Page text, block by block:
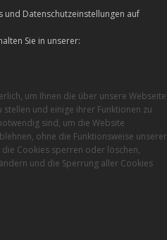
und Datenschutzeinstellungen auf
Sie in unserer:
um Ihnen die über unsere Webseite
und einige ihrer Funktionen zu
sind, um die Website
ohne die Funktionsweise unserer
Cookies sperren oder löschen,
und die Sperrung aller Cookies